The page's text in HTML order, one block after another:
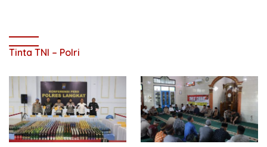
Tinta TNI – Polri